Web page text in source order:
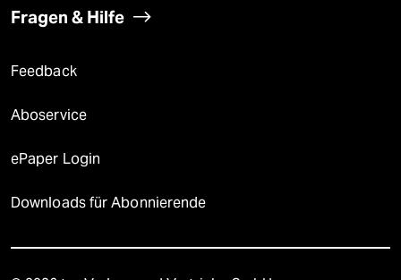
Fragen & Hilfe
Feedback
Aboservice
ePaper Login
Downloads für Abonnierende